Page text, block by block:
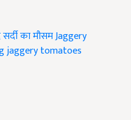
सर्दी का मौसमJaggery
jaggerytomatoes